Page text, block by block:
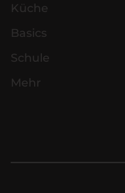
Küche
Basics
Schule
Mehr